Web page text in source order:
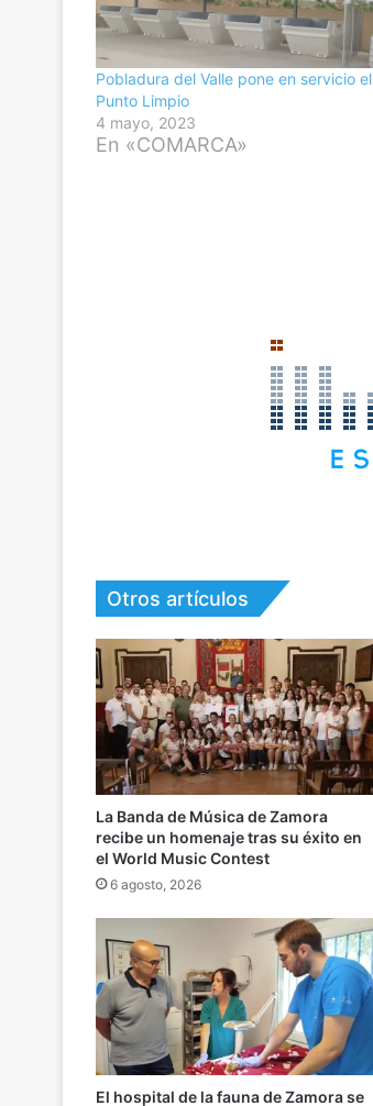
Pobladura del Valle pone en servicio el
Punto Limpio
4 mayo, 2023
En «COMARCA»
Otros artículos
La Banda de Música de Zamora
recibe un homenaje tras su éxito en
el World Music Contest
6 agosto, 2026
El hospital de la fauna de Zamora se